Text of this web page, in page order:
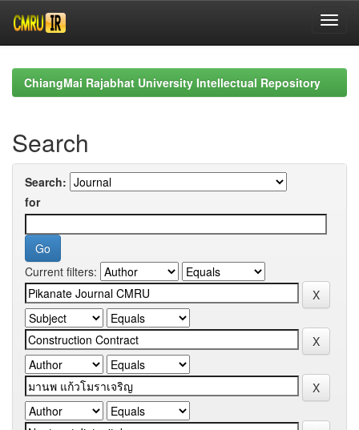
navigationChiangMai Rajabhat University Intellectual Repository
Search
Search:
for
Current filters: